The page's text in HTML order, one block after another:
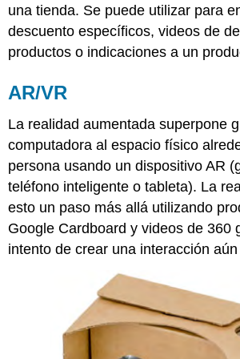
una tienda. Se puede utilizar para
descuento específicos, videos de
productos o indicaciones a un
AR/VR
La realidad aumentada superpone
computadora al espacio físico
persona usando un dispositivo AR
teléfono inteligente o tableta). La
esto un paso más allá utilizando
Google Cardboard y videos de 360
intento de crear una interacción